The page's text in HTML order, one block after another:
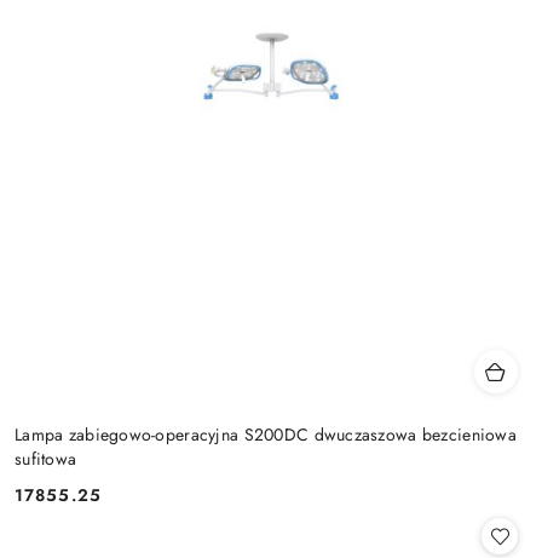
Lampa zabiegowo-operacyjna S200DC dwuczaszowa bezcieniowa
sufitowa
Cena:
17855.25